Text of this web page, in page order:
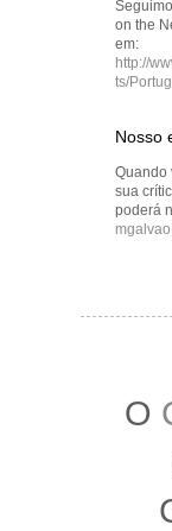
on the
em:
http://
ts/
Nosso
Quando
sua
poderá
O